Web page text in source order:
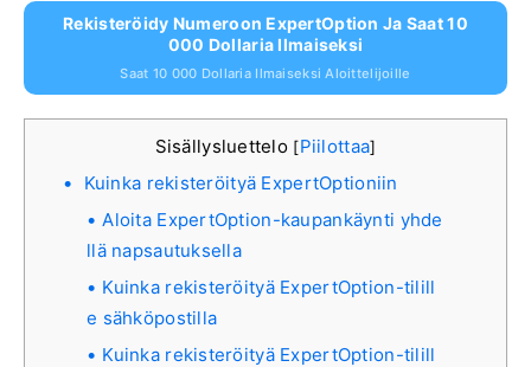
Rekisteröidy Numeroon ExpertOption Ja Saat 10
000 Dollaria Ilmaiseksi
Saat 10 000 Dollaria Ilmaiseksi Aloittelijoille
Sisällysluettelo [Piilottaa]
Kuinka rekisteröityä ExpertOptioniin
Aloita ExpertOption-kaupankäynti yhde
llä napsautuksella
Kuinka rekisteröityä ExpertOption-tilill
e sähköpostilla
Kuinka rekisteröityä ExpertOption-tilill